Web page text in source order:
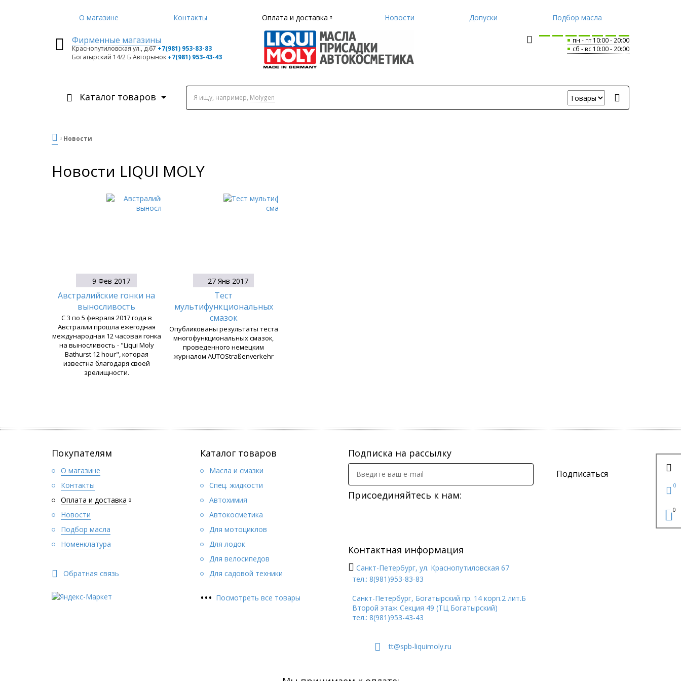
0
0
О магазине Контакты Оплата и доставка Новости Допуски Подбор масла
пн - пт 10:00
20:00
сб - вс 10:00
20:00
Фирменные магазины
Краснопутиловская ул., д.67+7(981) 953-83-83
Богатырский 14/2 Б Авторынок +7(981) 953-43-43
Я ищу, например, Molygen
Каталог товаров
Новости
Новости LIQUI MOLY
9 Фев 2017
Австралийские гонки на
выносливость
С 3 по 5 февраля 2017 года в
Австралии прошла ежегодная
международная 12 часовая гонка
на выносливость - "Liqui Moly
Bathurst 12 hour", которая
известна благодаря своей
зрелищности.
27 Янв 2017
Тест
мультифункциональных
смазок
Опубликованы результаты теста
многофункциональных смазок,
проведенного немецким
журналом AUTOStraßenverkehr
Покупателям
О магазине
Контакты
Оплата и доставка
Новости
Подбор масла
Номенклатура
Обратная связь
Каталог товаров
Масла и смазки
Спец. жидкости
Автохимия
Автокосметика
Для мотоциклов
Для лодок
Для велосипедов
Для садовой техники
••• Посмотреть все товары
Подписка на рассылку
Подписаться
Присоединяйтесь к нам:
Контактная информация
Санкт-Петербург, ул. Краснопутиловская 67
тел.: 8(981)953-83-83
Санкт-Петербург, Богатырский пр. 14 корп.2 лит.Б
Второй этаж Секция 49 (ТЦ Богатырский)
тел.: 8(981)953-43-43
tt@spb-liquimoly.ru